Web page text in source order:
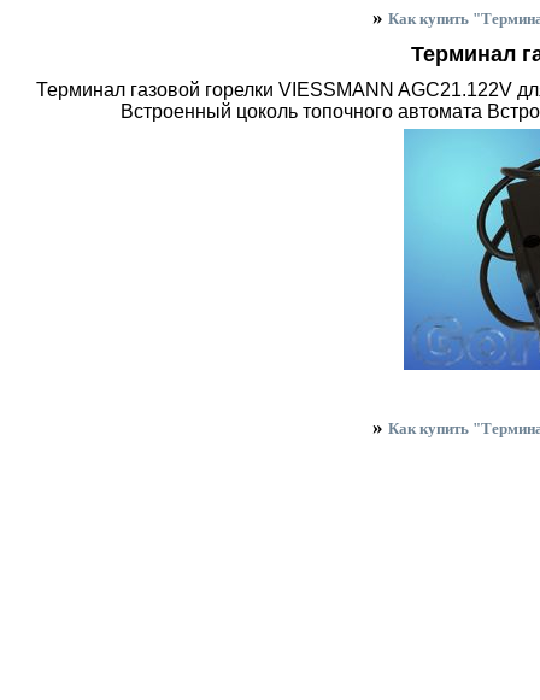
» Как купить
Терминал
Терминал газовой горелки VIESSMANN AGC21.122V
Встроенный цоколь топочного автомата
» Как купить